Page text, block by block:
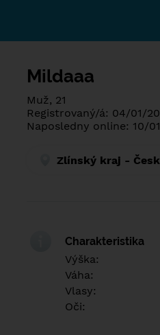
Mildaaa
Muž, 21
Registrovaný/á: 04/01/
Naposledny online: 10/
Zlínský kraj -
Charakteristika
Výška:
Váha:
Vlasy:
Oči: